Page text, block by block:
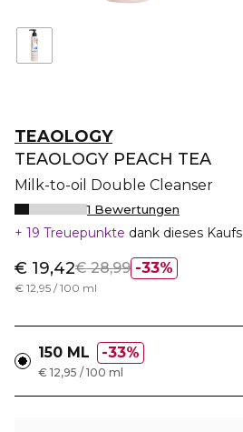
TEAOLOGY
TEAOLOGY PEACH TEA
Milk-to-oil Double Cleanser
1 Bewertungen
19 Treuepunkte dank dieses Kaufs
33%
€ 19,42€ 28,99
€ 12,95 / 100 ml
150 ML 33%
€ 12,95 / 100 ml